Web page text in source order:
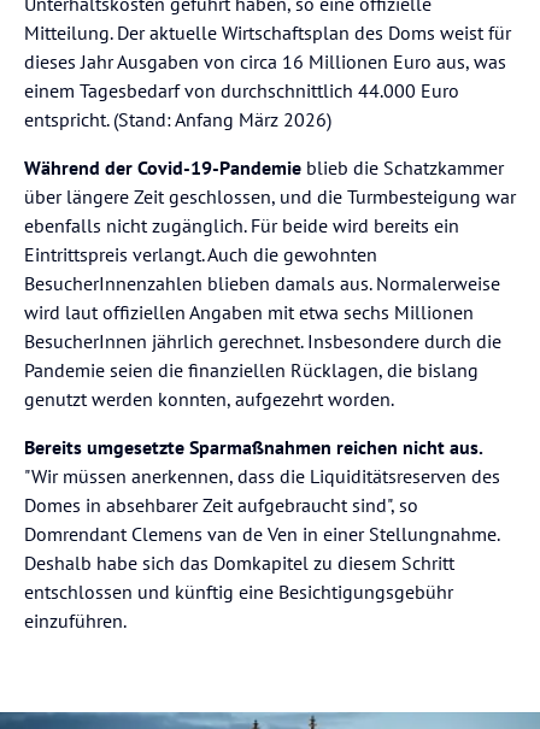
Mitteilung. Der aktuelle Wirtschaftsplan des Doms weist für
dieses Jahr Ausgaben von circa 16 Millionen Euro aus, was
einem Tagesbedarf von durchschnittlich 44.000 Euro
entspricht. (Stand: Anfang März 2026)
Während der Covid-19-Pandemie blieb die Schatzkammer
über längere Zeit geschlossen, und die Turmbesteigung war
ebenfalls nicht zugänglich. Für beide wird bereits ein
Eintrittspreis verlangt. Auch die gewohnten
BesucherInnenzahlen blieben damals aus. Normalerweise
wird laut offiziellen Angaben mit etwa sechs Millionen
BesucherInnen jährlich gerechnet. Insbesondere durch die
Pandemie seien die finanziellen Rücklagen, die bislang
genutzt werden konnten, aufgezehrt worden.
Bereits umgesetzte Sparmaßnahmen reichen nicht aus.
"Wir müssen anerkennen, dass die Liquiditätsreserven des
Domes in absehbarer Zeit aufgebraucht sind", so
Domrendant Clemens van de Ven in einer Stellungnahme.
Deshalb habe sich das Domkapitel zu diesem Schritt
entschlossen und künftig eine Besichtigungsgebühr
einzuführen.